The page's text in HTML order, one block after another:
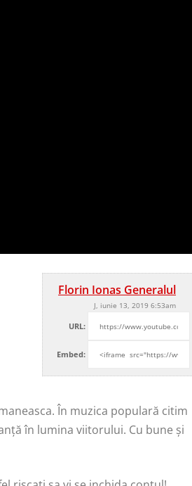
Florin Ionas Generalul
J, iunie 13, 2019 6:53am
URL:
Embed:
În muzica populară citim
în lumina viitorului. Cu bune și